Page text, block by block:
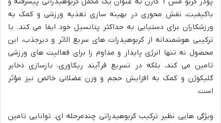
باکیفیت، نقش محوری در بهینه سازی تغذیه ورزشی و کمک به
ورزشکاران برای دستیابی به حداکثر پتانسیل خود ایفا می کند. با
ترکیبی هوشمندانه از کربوهیدرات های سریع الاثر و دیرجذب، این
محصول نه تنها انرژی پایدار و مداوم را برای فعالیت های ورزشی
تامین می کند، بلکه در تسریع فرآیند ریکاوری، بازسازی ذخایر
گلیکوژن و کمک به افزایش حجم و وزن عضلانی خالص نیز مؤثر
است.
ویژگی هایی نظیر ترکیب کربوهیدراتی چندمرحله ای، توانایی تامین